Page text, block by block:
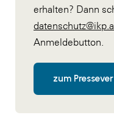
erhalten? Dann
Anmeldebutton.
zum